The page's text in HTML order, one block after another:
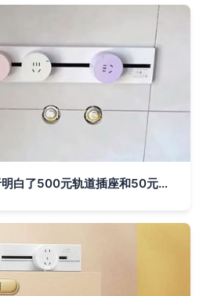
用了2次插线板，我终于明白了500元轨道插座和50元面板插座的区别